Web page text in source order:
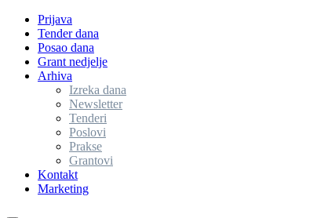
Prijava
Tender dana
Posao dana
Grant nedjelje
Arhiva
Izreka dana
Newsletter
Tenderi
Poslovi
Prakse
Grantovi
Kontakt
Marketing